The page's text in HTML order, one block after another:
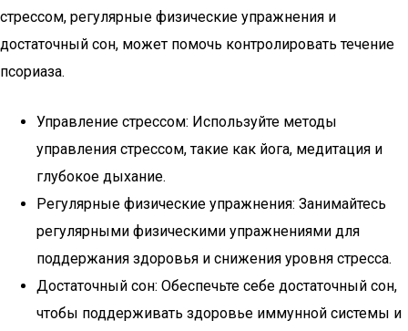
стрессом, регулярные физические упражнения и
достаточный сон, может помочь контролировать течение
псориаза.
Управление стрессом: Используйте методы
управления стрессом, такие как йога, медитация и
глубокое дыхание.
Регулярные физические упражнения: Занимайтесь
регулярными физическими упражнениями для
поддержания здоровья и снижения уровня стресса.
Достаточный сон: Обеспечьте себе достаточный сон,
чтобы поддерживать здоровье иммунной системы и